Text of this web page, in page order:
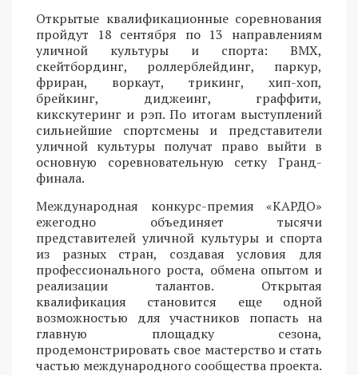
Открытые квалификационные соревнования
пройдут 18 сентября по 13 направлениям
уличной культуры и спорта: BMX,
скейтбординг, роллерблейдинг, паркур,
фриран, воркаут, трикинг, хип-хоп,
брейкинг, диджеинг, граффити,
кикскутеринг и рэп. По итогам выступлений
сильнейшие спортсмены и представители
уличной культуры получат право выйти в
основную соревновательную сетку Гранд-
финала.
Международная конкурс-премия «КАРДО»
ежегодно объединяет тысячи
представителей уличной культуры и спорта
из разных стран, создавая условия для
профессионального роста, обмена опытом и
реализации талантов. Открытая
квалификация становится еще одной
возможностью для участников попасть на
главную площадку сезона,
продемонстрировать свое мастерство и стать
частью международного сообщества проекта.